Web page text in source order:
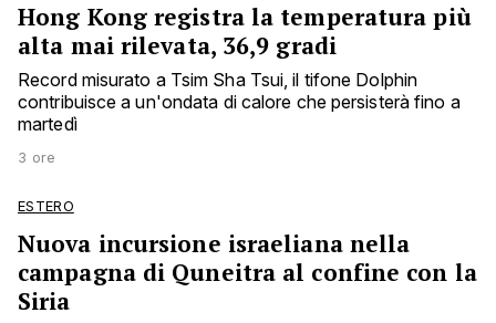
Hong Kong registra la temperatura più
alta mai rilevata, 36,9 gradi
Record misurato a Tsim Sha Tsui, il tifone Dolphin
contribuisce a un'ondata di calore che persisterà fino a
martedì
3 ore
ESTERO
Nuova incursione israeliana nella
campagna di Quneitra al confine con la
Siria